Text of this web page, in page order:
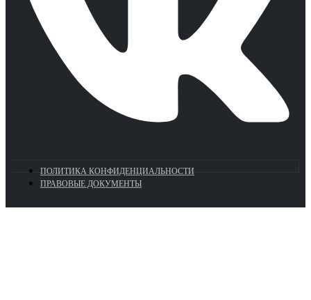
ПОЛИТИКА КОНФИДЕНЦИАЛЬНОСТИ
ПРАВОВЫЕ ДОКУМЕНТЫ